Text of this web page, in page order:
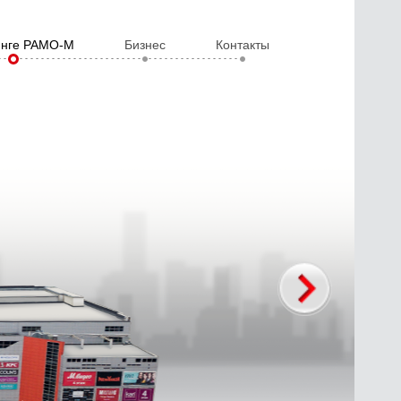
РАМО-М Бизнес Контакты